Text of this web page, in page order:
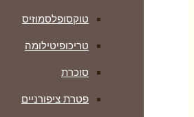
טוקסופלסמוזיס
טריכופיטילומה
סוכרת
פטרת ציפורניים